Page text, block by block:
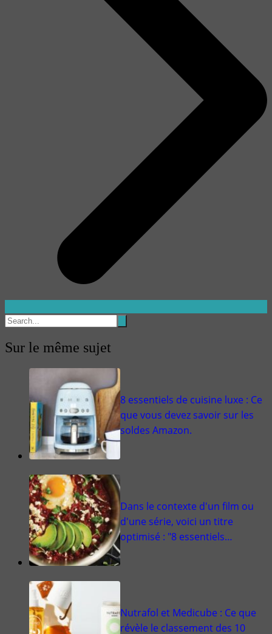
Sur le même sujet
8 essentiels de cuisine luxe : Ce
que vous devez savoir sur les
soldes Amazon.
Dans le contexte d'un film ou
d'une série, voici un titre
optimisé : "8 essentiels…
Nutrafol et Medicube : Ce que
révèle le classement des 10